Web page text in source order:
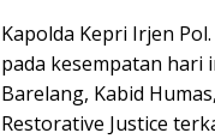
Kapolda Kepri Irjen
pada kesempatan hari
Barelang, Kabid
Restorative Justice